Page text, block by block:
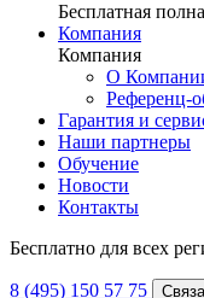
Бесплатная
Компания
Компания
О
Референц-
Гарантия и
Наши партнеры
Обучение
Новости
Контакты
Бесплатно для всех
8 (495) 150 57 75